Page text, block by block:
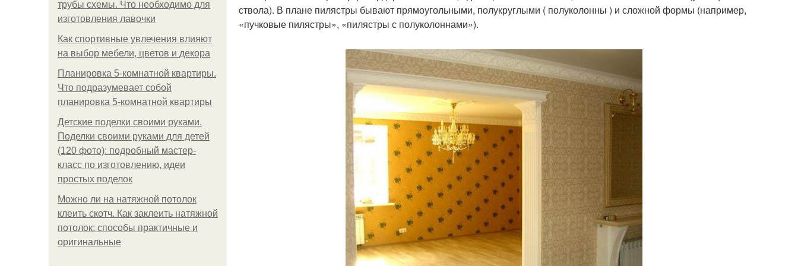
трубы схемы. Что необходимо для
изготовления лавочки
Как спортивные увлечения влияют
на выбор мебели, цветов и декора
Планировка 5-комнатной квартиры.
Что подразумевает собой
планировка 5-комнатной квартиры
Детские поделки своими руками.
Поделки своими руками для детей
(120 фото): подробный мастер-
класс по изготовлению, идеи
простых поделок
Можно ли на натяжной потолок
клеить скотч. Как заклеить натяжной
потолок: способы практичные и
оригинальные
ствола). В плане пилястры бывают прямоугольными, полукруглыми ( полуколонны ) и сложной формы (например,
«пучковые пилястры», «пилястры с полуколоннами»).